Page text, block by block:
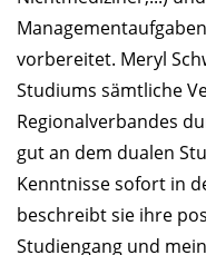
vorbereitet. Meryl
Studiums sämtliche
Regionalverbandes
gut an dem dualen
Kenntnisse sofort in
beschreibt sie ihre
Studiengang und